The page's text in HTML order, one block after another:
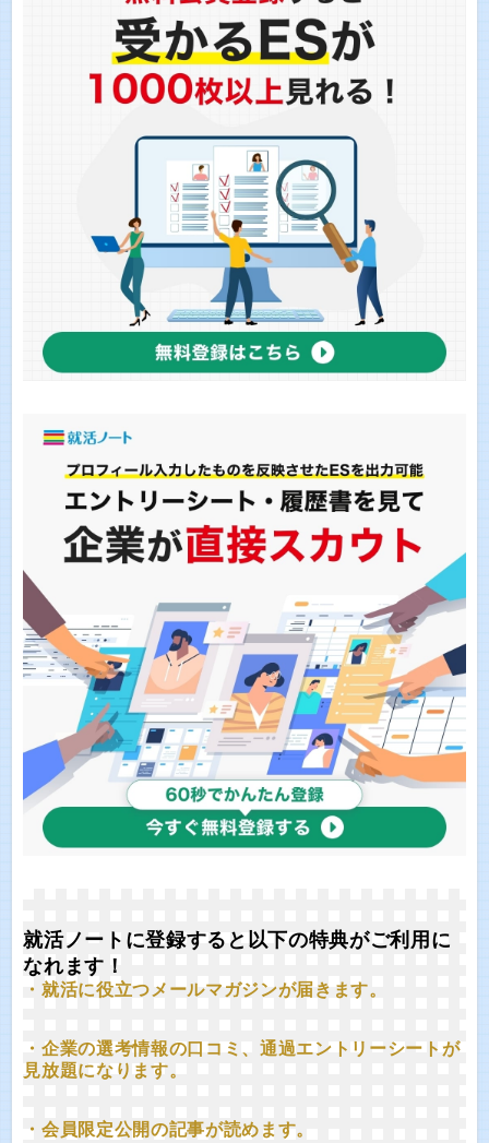
就活ノートに登録すると以下の特典がご利用に
なれます！
・就活に役立つメールマガジンが届きます。
・企業の選考情報の口コミ、通過エントリーシートが
見放題になります。
・会員限定公開の記事が読めます。